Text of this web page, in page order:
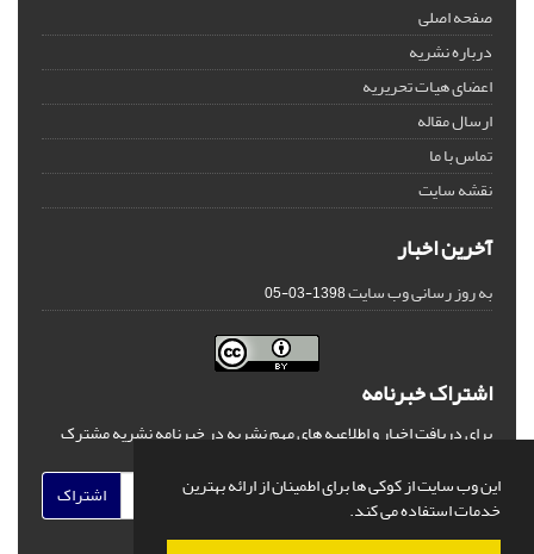
این وب سایت از کوکی ها برای اطمینان از ارائه بهترین
خدمات استفاده می کند.
صفحه اصلی
درباره نشریه
اعضای هیات تحریریه
ارسال مقاله
تماس با ما
نقشه سایت
آخرین اخبار
به روز رسانی وب سایت1398-03-05
اشتراک خبرنامه
برای دریافت اخبار و اطلاعیه های مهم نشریه در خبرنامه نشریه مشترک
اشتراک